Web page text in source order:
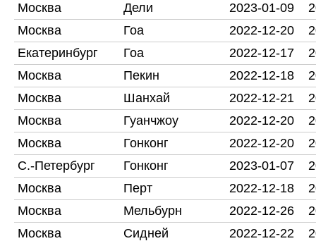
Москва Дели 2023-01-09
Москва
Гоа 2022-12-20
Екатеринбург
Гоа 2022-12-17
Москва
Пекин 2022-12-18
Москва
Шанхай 2022-12-21
Москва
Гуанчжоу 2022-12-20
Москва
Гонконг 2022-12-20
С.-Петербург
Гонконг 2023-01-07
Москва
Перт 2022-12-18
Москва
Мельбурн 2022-12-26
Москва
Сидней 2022-12-22